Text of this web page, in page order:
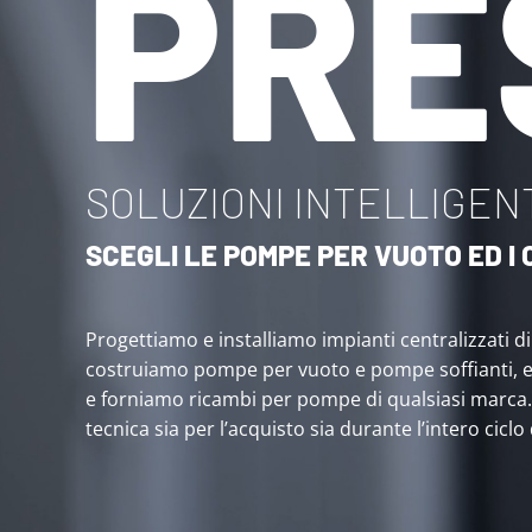
SOLUZIONI
SCEGLI LE POMPE PER VUOTO ED
Progettiamo e installiamo impianti centralizzati
costruiamo pompe per vuoto e pompe soffianti,
e forniamo ricambi per pompe di qualsiasi
tecnica sia per l’acquisto sia durante l’intero